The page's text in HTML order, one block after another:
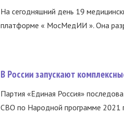
На сегодняшний день 19
платформе « МосМедИИ ». Она
В России запускают
Партия «Единая Россия»
СВО по Народной программе 2021